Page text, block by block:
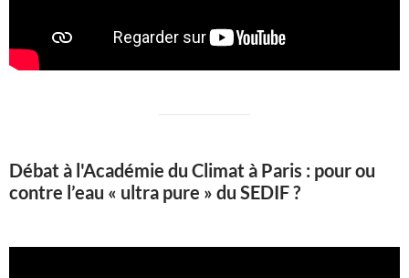
Débat à l'Académie du Climat à Paris : pour ou
contre l’eau « ultra pure » du SEDIF ?